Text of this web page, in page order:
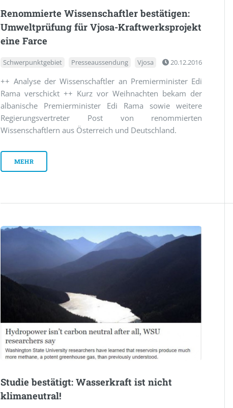
Renommierte Wissenschaftler bestätigen:
Umweltprüfung für Vjosa-Kraftwerksprojekt
eine Farce
Schwerpunktgebiet Presseaussendung Vjosa 20.12.2016
++ Analyse der Wissenschaftler an Premierminister Edi
Rama verschickt ++ Kurz vor Weihnachten bekam der
albanische Premierminister Edi Rama sowie weitere
Regierungsvertreter Post von renommierten
Wissenschaftlern aus Österreich und Deutschland.
MEHR
Studie bestätigt: Wasserkraft ist nicht
klimaneutral!